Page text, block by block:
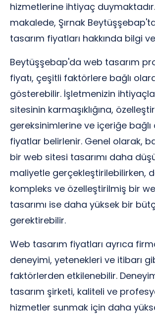
hizmetlerine ihtiyaç
makalede, Şırnak
tasarım fiyatları hakkında bilgi
Beytüşşebap'da web tasarım
fiyatı, çeşitli faktörlere bağlı
gösterebilir. İşletmenizin
sitesinin karmaşıklığına,
gereksinimlerine ve içeriğe bağlı
fiyatlar belirlenir. Genel olarak,
bir web sitesi tasarımı daha
maliyetle gerçekleştirilebilirken,
kompleks ve özelleştirilmiş bir
tasarımı ise daha yüksek bir
gerektirebilir.
Web tasarım fiyatları ayrıca
deneyimi, yetenekleri ve itibarı
faktörlerden etkilenebilir.
tasarım şirketi, kaliteli ve
hizmetler sunmak için daha